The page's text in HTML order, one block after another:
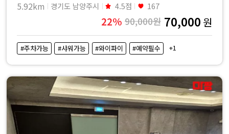
5.92km 경기도 남양주시 4.5점 167
22% 90,000원 70,000 원
#주차가능 #샤워가능 #와이파이 #예약필수 +1